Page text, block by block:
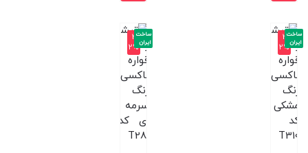
-3
2%
ساخت
ایران
-3
2%
ساخت
ایران